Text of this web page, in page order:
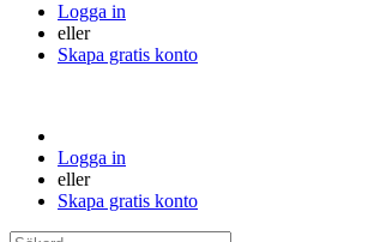
Logga in
eller
Skapa gratis konto
Logga in
eller
Skapa gratis konto